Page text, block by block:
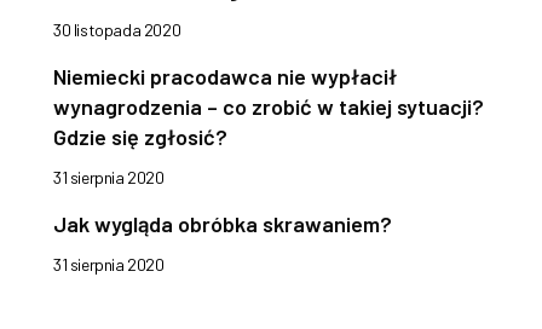
30 listopada 2020
Niemiecki pracodawca nie wypłacił
wynagrodzenia – co zrobić w takiej sytuacji?
Gdzie się zgłosić?
31 sierpnia 2020
Jak wygląda obróbka skrawaniem?
31 sierpnia 2020